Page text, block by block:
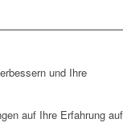
und Ihre
auf Ihre Erfahrung auf